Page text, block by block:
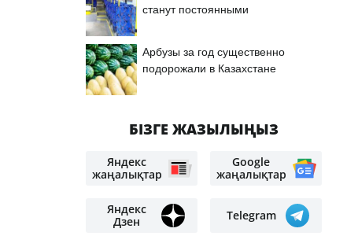
станут постоянными
Арбузы за год существенно
подорожали в Казахстане
БІЗГЕ ЖАЗЫЛЫҢЫЗ
Яндекс
жаңалықтар
Google
жаңалықтар
Яндекс
Дзен
Telegram